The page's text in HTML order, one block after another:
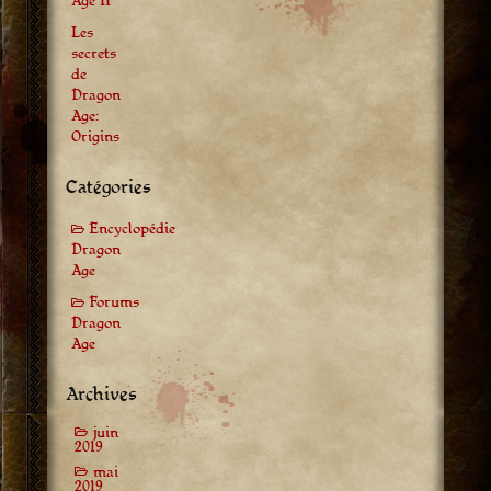
Les
secrets
de
Dragon
Age:
Origins
Catégories
Encyclopédie
Dragon
Age
Forums
Dragon
Age
Archives
juin
2019
mai
2019